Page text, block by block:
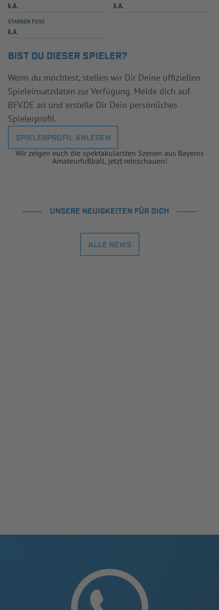
k.A. k.A.
STARKER FUSS
k.A.
BIST DU DIESER SPIELER?
Wenn du möchtest, stellen wir Dir Deine offiziellen
Spieleinsatzdaten zur Verfügung. Melde dich auf
BFV.DE an und erstelle Dir Dein persönliches
Spielerprofil.
SPIELERPROFIL ANLEGEN
Wir zeigen euch die spektakulärsten Szenen aus Bayerns
Amateurfußball, jetzt reinschauen!
UNSERE NEUIGKEITEN FÜR DICH
ALLE NEWS